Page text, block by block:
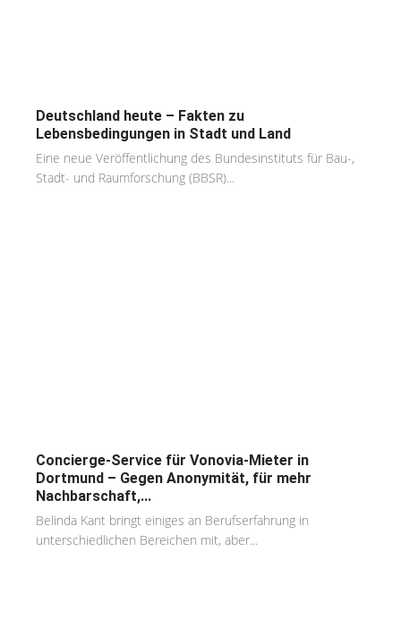
Deutschland heute – Fakten zu
Lebensbedingungen in Stadt und Land
Eine neue Veröffentlichung des Bundesinstituts für Bau-,
Stadt- und Raumforschung (BBSR)...
Concierge-Service für Vonovia-Mieter in
Dortmund – Gegen Anonymität, für mehr
Nachbarschaft,...
Belinda Kant bringt einiges an Berufserfahrung in
unterschiedlichen Bereichen mit, aber...